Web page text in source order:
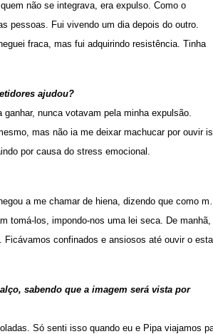
não se integrava, era expulso. Como o
pessoas. Fui vivendo um dia depois do outro.
fraca, mas fui adquirindo resistência. Tinha
ajudou?
nunca votavam pela minha expulsão.
mas não ia me deixar machucar por ouvir
por causa do stress emocional.
a me chamar de hiena, dizendo que como
tomá-los, impondo-nos uma lei seca. De manhã,
Ficávamos confinados e ansiosos até ouvir o
sabendo que a imagem será vista por
Só senti isso quando eu e Pipa viajamos